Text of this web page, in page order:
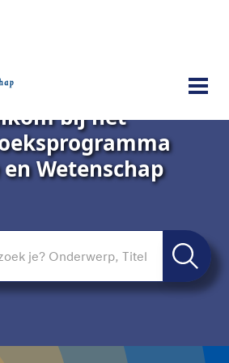
bij het
Wetenschap